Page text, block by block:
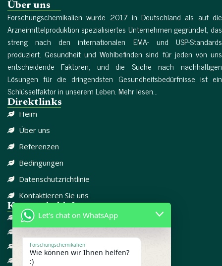
Über uns
Forschungschemikalien wurde 2017 in Deutschland als auf die
Arzneimittelproduktion spezialisiertes Unternehmen gegründet, das
streng nach den internationalen EMA- und USP-Standards
produziert. Gesundheit und Wohlbefinden sind für jeden von uns
entscheidende Faktoren, und die Suche nach nachhaltigen
Lösungen für die dringendsten Gesundheitsbedürfnisse ist ein
Schlüsselfaktor in unserem Leben. Mehr lesen...
Direktlinks
Heim
Über uns
Referenzen
Bedingungen
Datenschutzrichtlinie
Kontaktieren Sie uns
Kategorie-Links
DISSOZIATIV
CBD
FORSCHUNGSCHEMIKALIEN
Let's chat on WhatsApp
Forschungschemikalien
Wie können wir Ihnen helfen?
:)